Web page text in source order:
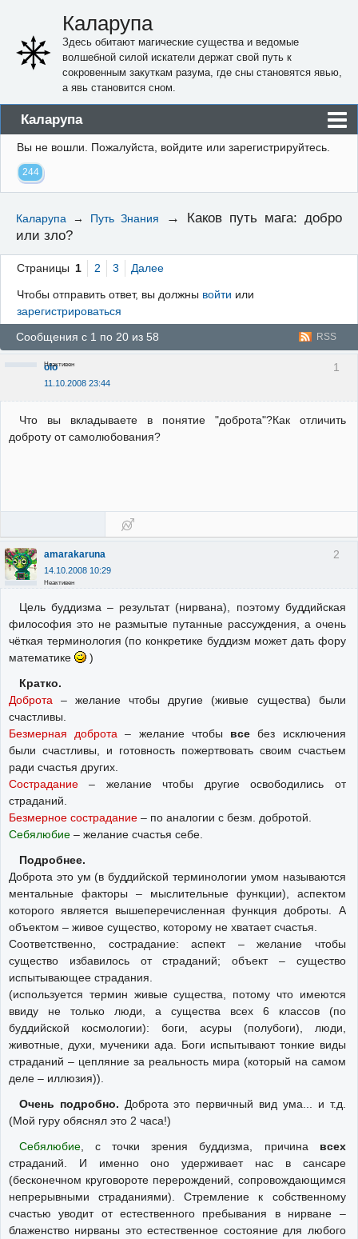
Каларупа
Здесь обитают магические существа и ведомые
волшебной силой искатели держат свой путь к
сокровенным закуткам разума, где сны становятся явью,
а явь становится сном.
Каларупа
Блог
Форум
Правила
Регистрация
Вход
Вы не вошли. Пожалуйста, войдите или зарегистрируйтесь.
244
Каларупа → Путь Знания → Каков путь мага: добро
или зло?
Страницы 1 2 3 Далее
Чтобы отправить ответ, вы должны войти или
зарегистрироваться
RSS
Сообщения с 1 по 20 из 58
1
olo
11.10.2008 23:44
Неактивен
Что вы вкладываете в понятие "доброта"?Как отличить
доброту от самолюбования?
2
amarakaruna
14.10.2008 10:29
Неактивен
Цель буддизма – результат (нирвана), поэтому буддийская
философия это не размытые путанные рассуждения, а очень
чёткая терминология (по конкретике буддизм может дать фору
математике
)
Кратко.
Доброта – желание чтобы другие (живые существа) были
счастливы.
Безмерная доброта – желание чтобы все без исключения
были счастливы, и готовность пожертвовать своим счастьем
ради счастья других.
Сострадание – желание чтобы другие освободились от
страданий.
Безмерное сострадание – по аналогии с безм. добротой.
Себялюбие – желание счастья себе.
Подробнее.
Доброта это ум (в буддийской терминологии умом называются
ментальные факторы – мыслительные функции), аспектом
которого является вышеперечисленная функция доброты. А
объектом – живое существо, которому не хватает счастья.
Соответственно, сострадание: аспект – желание чтобы
существо избавилось от страданий; объект – существо
испытывающее страдания.
(используется термин живые существа, потому что имеются
ввиду не только люди, а существа всех 6 классов (по
буддийской космологии): боги, асуры (полубоги), люди,
животные, духи, мученики ада. Боги испытывают тонкие виды
страданий – цепляние за реальность мира (который на самом
деле – иллюзия)).
Очень подробно. Доброта это первичный вид ума... и т.д.
(Мой гуру обяснял это 2 часа!)
Себялюбие, с точки зрения буддизма, причина всех
страданий. И именно оно удерживает нас в сансаре
(бесконечном круговороте перерождений, сопровождающимся
непрерывными страданиями). Стремление к собственному
счастью уводит от естественного пребывания в нирване –
блаженство нирваны это естественное состояние для любого